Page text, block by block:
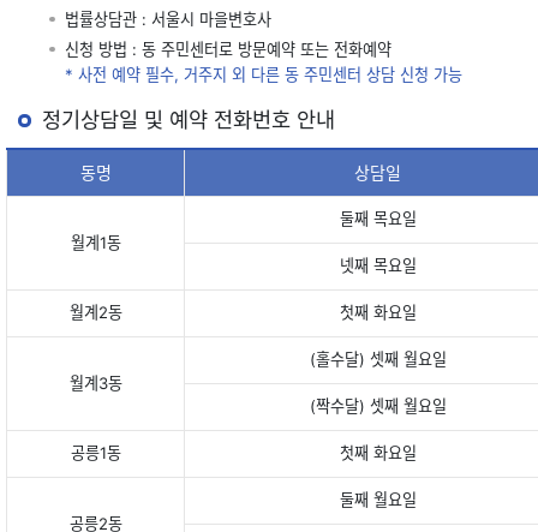
법률상담관 : 서울시 마을변호사
신청 방법 : 동 주민센터로 방문예약 또는 전화예약
* 사전 예약 필수, 거주지 외 다른 동 주민센터 상담 신청 가능
정기상담일 및 예약 전화번호 안내
동명 상담일
월계1동
둘째 목요일
넷째 목요일
월계2동 첫째 화요일
월계3동
(홀수달) 셋째 월요일
(짝수달) 셋째 월요일
공릉1동 첫째 화요일
공릉2동
둘째 월요일